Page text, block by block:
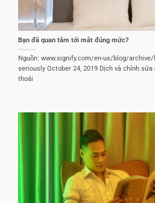
Bạn đã quan tâm tới mắt đúng mức?
Nguồn: www.signify.com/en-us/blog/
seriously October 24, 2019 Dịch và chỉnh
thoải